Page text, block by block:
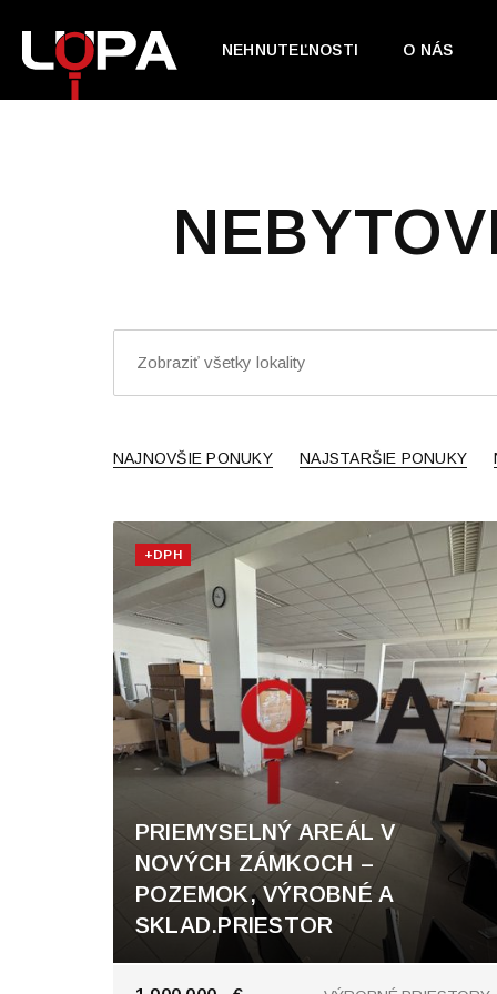
NEHNUTEĽNOSTI O NÁS
NAJNOVŠIE PONUKY NAJSTARŠIE PONUKY
+DPH
PRIEMYSELNÝ AREÁL V
NOVÝCH ZÁMKOCH –
POZEMOK, VÝROBNÉ A
SKLAD.PRIESTOR